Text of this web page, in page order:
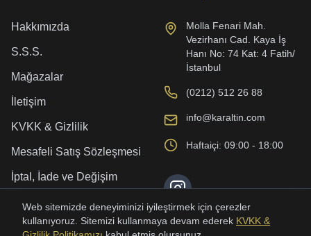
Hakkımızda
S.S.S.
Mağazalar
İletişim
KVKK & Gizlilik
Mesafeli Satış Sözleşmesi
İptal, İade ve Değişim
Kargo ve Teslimat
Molla Fenari Mah.
Vezirhanı Cad. Kaya İş
Hanı No: 74 Kat: 4 Fatih/
İstanbul
(0212) 512 26 88
info@karaltin.com
Haftaiçi: 09:00 - 18:00
Web sitemizde deneyiminizi iyileştirmek için çerezler
kullanıyoruz. Sitemizi kullanmaya devam ederek KVKK &